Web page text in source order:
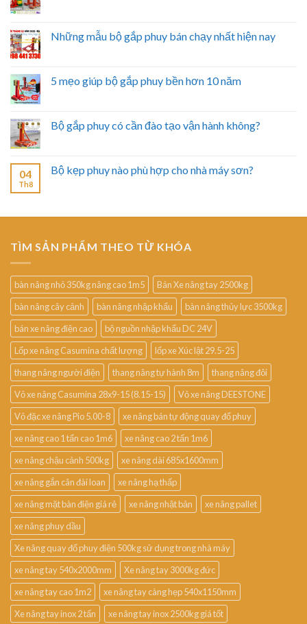
Những mẫu bộ gắp phuy bán chạy nhất hiện nay
5 mẹo giúp bộ gắp phuy bền hơn 10 năm
Bộ gắp phuy có cần đào tạo vận hành không?
04
Th8
Bộ kẹp phuy nào phù hợp cho nhà máy sơn?
TÌM SẢN PHẨM THEO TỪ KHÓA
bàn nâng nhỏ 350kg nâng cao 1m5
Bán Xe nâng tay 2500kg
bàn nâng cây cảnh
bàn nâng nhập khẩu
bàn nâng thủy lực 3500kg
bán xe nâng điện cao
bộ nguồn nhập khẩu DC 24V
Lốp xe nâng Casumina chất lượng
lốp xe Xúc lật 29.5-25
thang nâng người điện
thang nâng tự hành 8m
thang nâng đôi
Vỏ xe nâng Casumina 28x9-15 (8.15-15)
Vỏ xe nâng DEESTONE
Vỏ đặc xe nâng Pio 5.00-8
xe nâng bán tự động quay đổ phuy
xe nâng cao 1 tấn cao 1m6
xe nâng cao 2 tấn 1m6
xe nâng chậu cảnh 500kg
xe nâng dài 685x1600mm
xe nâng gắn cân đài loan
xe nâng hạ thấp
xe nâng mặt bàn điện giá rẻ
xe nâng nhật bản
xe nâng pallet
xe nâng phuy dầu
Xe nâng quay đổ phuy điện 500kg sử dụng trong nhà máy
xe nâng tay 540x2000mm
Xe nâng tay 3000kg đức
xe nâng tay cao 1m2
xe nâng tay càng hẹp 540x1150mm
Xe nâng tay inox 2 tấn
xe nâng tay inox 2500kg giá tốt